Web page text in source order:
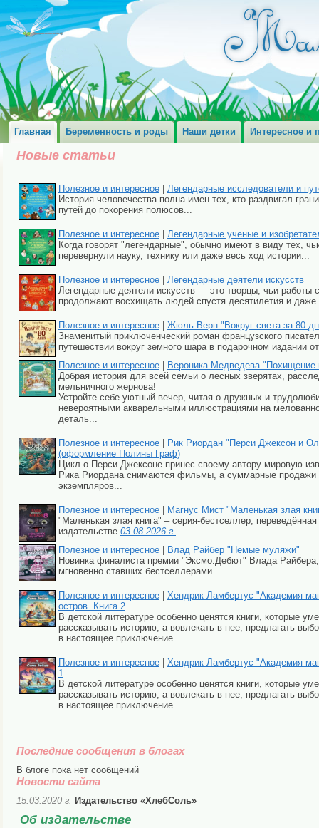
Главная Беременность и роды Наши детки Интересное и
Новые статьи
Полезное и интересное
Легендарные исследователи и
История человечества полна имен тех, кто раздвигал
путей до покорения полюсов...
Полезное и интересное
Легендарные ученые и
Когда говорят "легендарные", обычно имеют в виду тех,
перевернули науку, технику или даже весь ход истории...
Полезное и интересное
Легендарные деятели искусств
Легендарные деятели искусств — это творцы, чьи работы
продолжают восхищать людей спустя десятилетия и даже
Полезное и интересное
Жюль Верн "Вокруг света за 80
Знаменитый приключенческий роман французского
путешествии вокруг земного шара в подарочном издании
Полезное и интересное
Вероника Медведева "Похищение
Добрая история для всей семьи о лесных зверятах,
мельничного жернова!
Устройте себе уютный вечер, читая о дружных и
невероятными акварельными иллюстрациями на
деталь...
Полезное и интересное
Рик Риордан "Перси Джексон и
(оформление Полины Граф)
Цикл о Перси Джексоне принес своему автору мировую
Рика Риордана снимаются фильмы, а суммарные продажи
экземпляров...
Полезное и интересное
Магнус Мист "Маленькая злая
"Маленькая злая книга" – серия-бестселлер,
издательстве 03.08.2026 г.
Полезное и интересное
Влад Райбер "Немые муляжи"
Новинка финалиста премии "Эксмо.Дебют" Влада
мгновенно ставших бестселлерами...
Полезное и интересное
Хендрик Ламбертус "Академия
остров. Книга 2
В детской литературе особенно ценятся книги, которые
рассказывать историю, а вовлекать в нее, предлагать
в настоящее приключение...
Полезное и интересное
Хендрик Ламбертус "Академия
1
В детской литературе особенно ценятся книги, которые
рассказывать историю, а вовлекать в нее, предлагать
в настоящее приключение...
Последние сообщения в блогах
В блоге пока нет сообщений
Новости сайта
15.03.2020 г. Издательство «ХлебСоль»
Об издательстве